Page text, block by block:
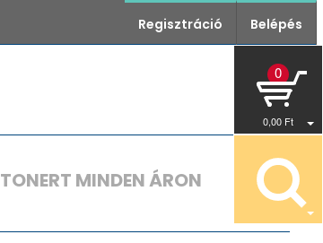
Regisztráció Belépés
0
0,00 Ft
TONERT MINDEN ÁRON